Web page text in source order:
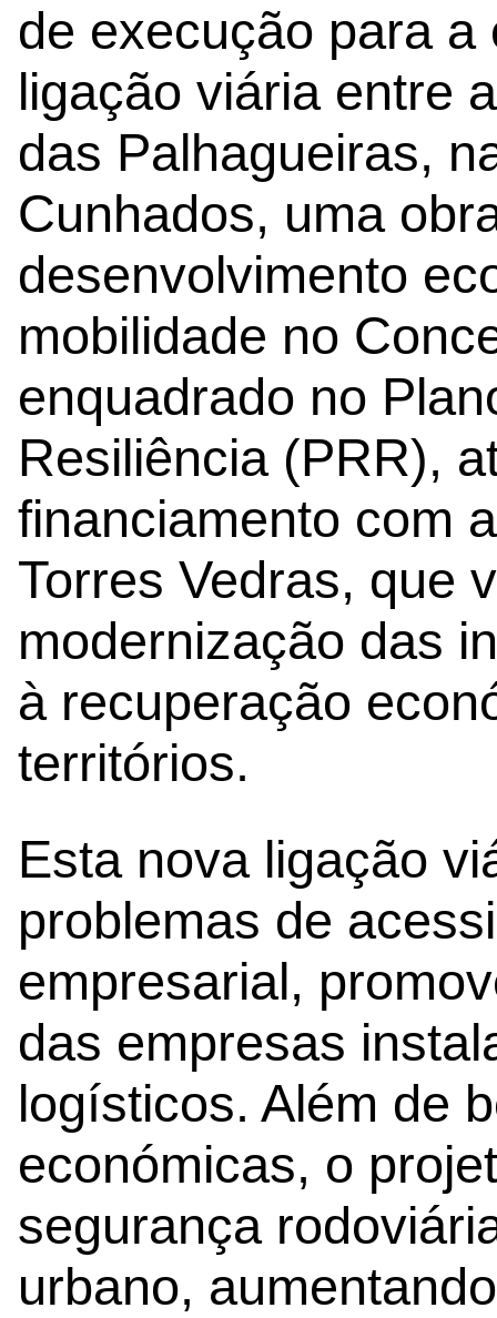
de execução para
ligação viária entre
das Palhagueiras,
Cunhados, uma
desenvolvimento
mobilidade no
enquadrado no
Resiliência (PRR),
financiamento com
Torres Vedras, que
modernização das
à recuperação
territórios.
Esta nova ligação
problemas de
empresarial,
das empresas
logísticos. Além de
económicas, o
segurança
urbano,